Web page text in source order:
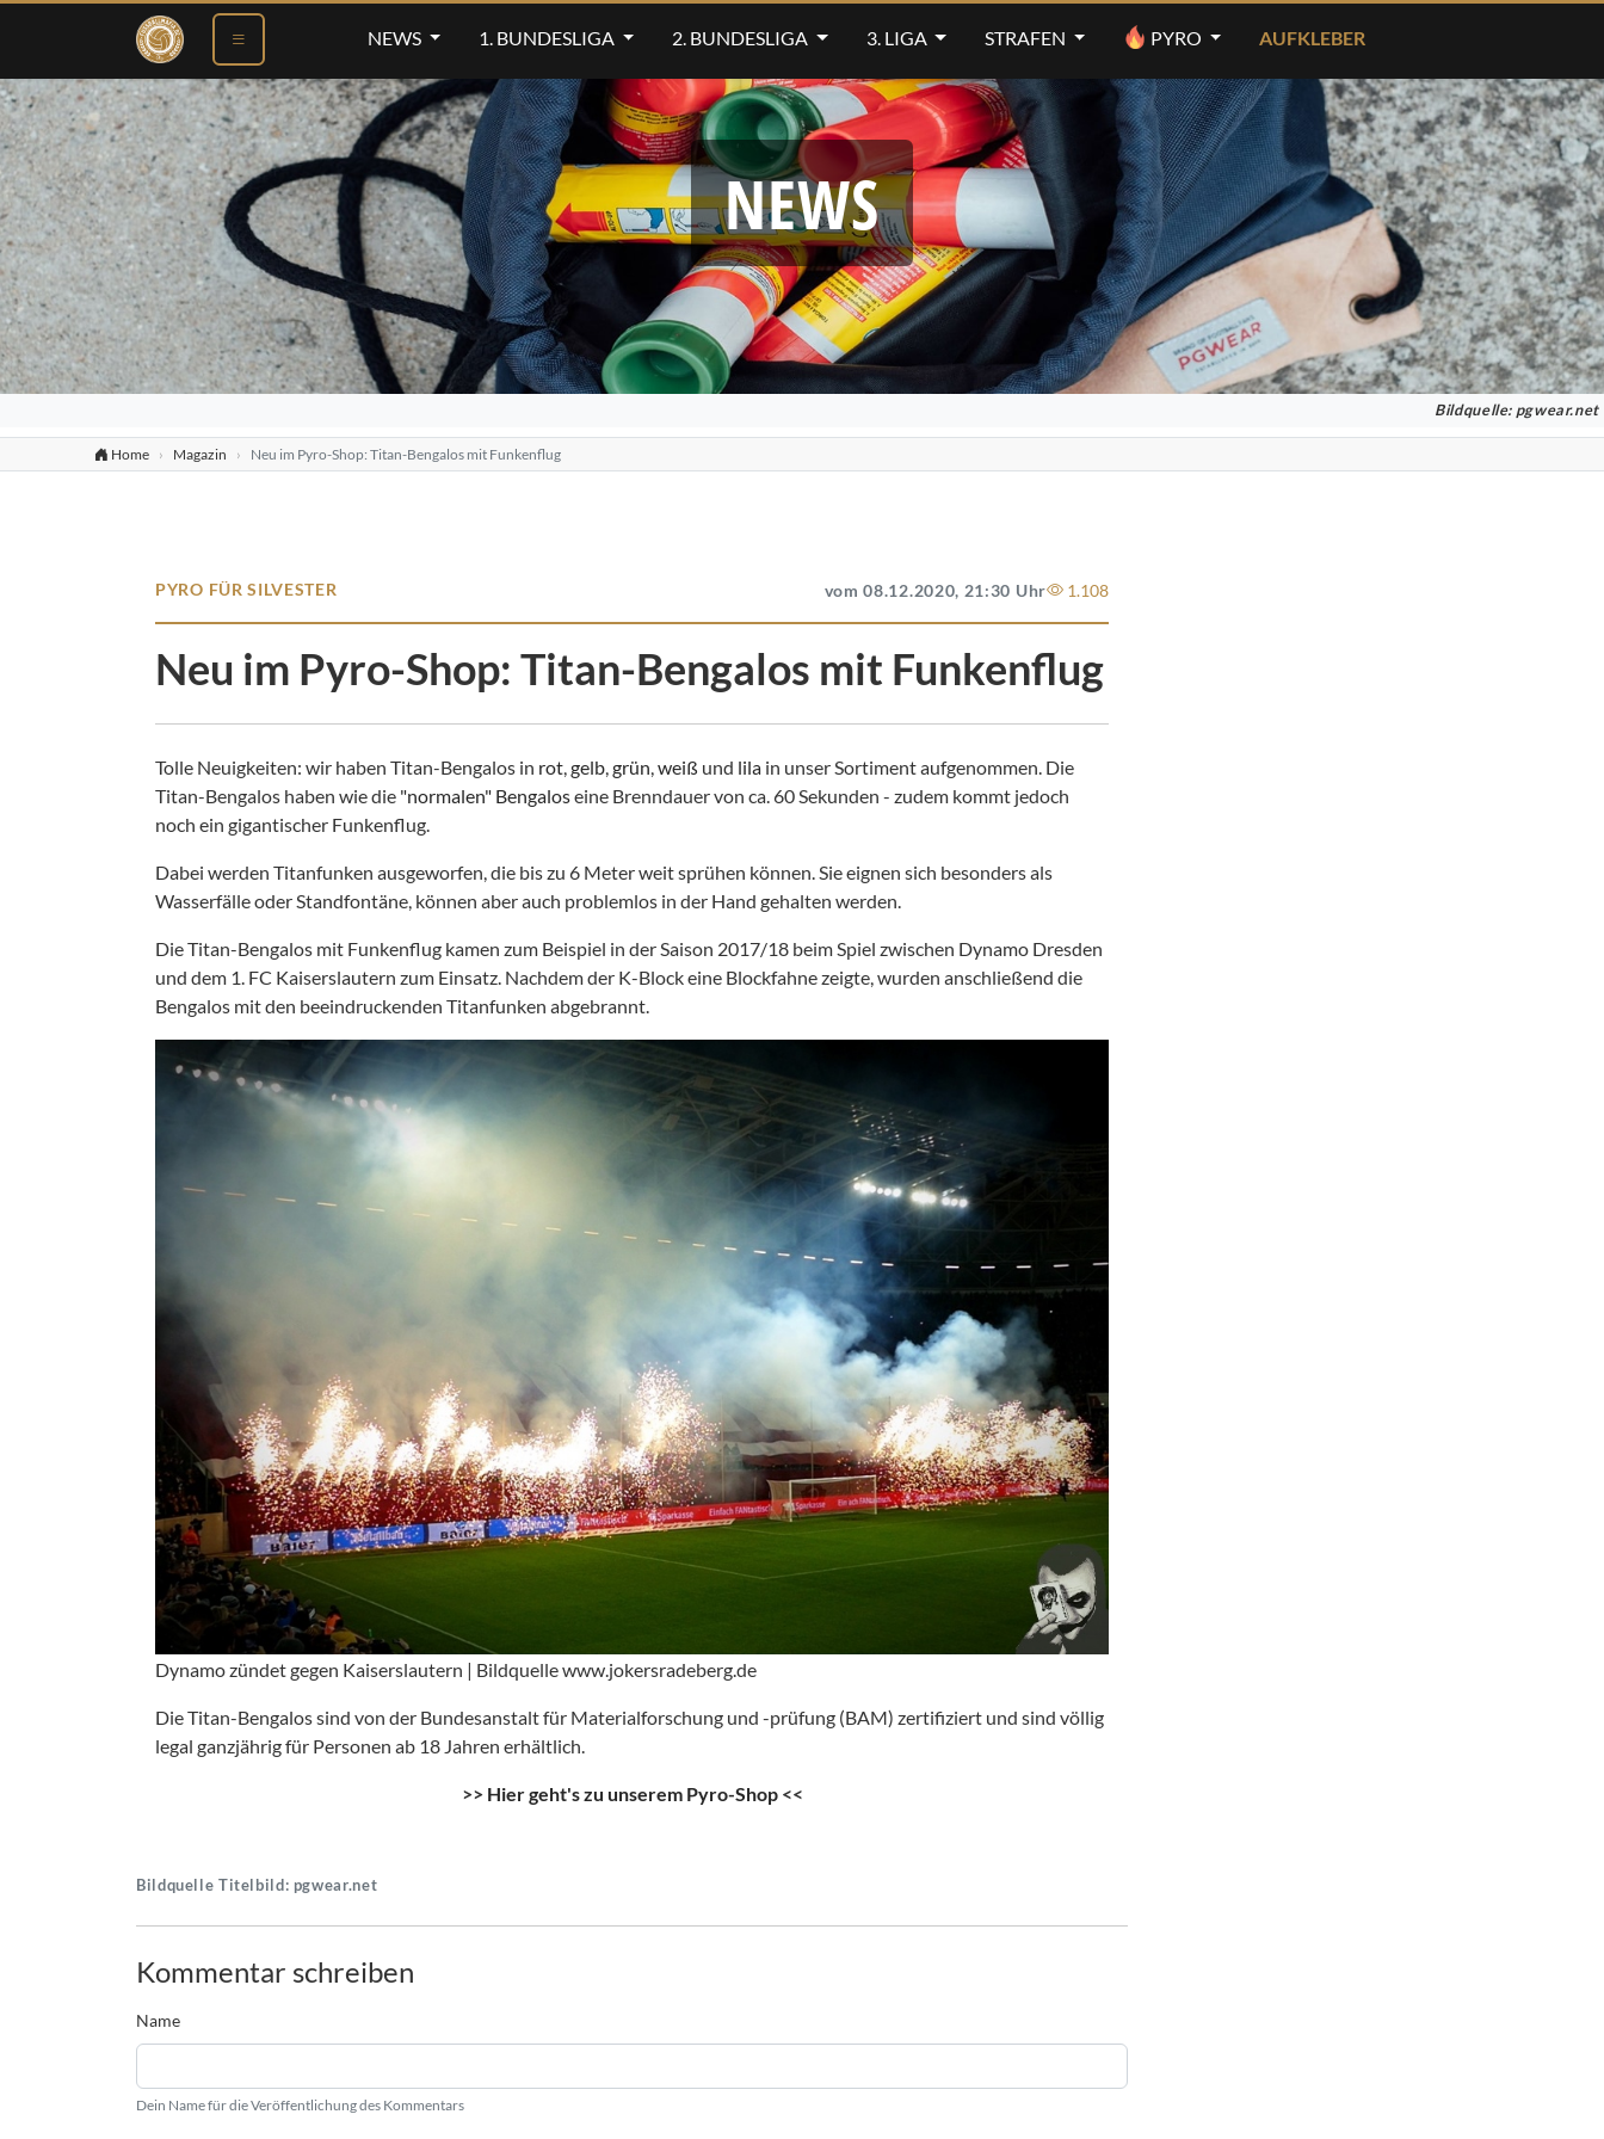
NEWS 1. BUNDESLIGA 2. BUNDESLIGA 3. LIGA STRAFEN PYRO AUFKLEBER
NEWS
Bildquelle: pgwear.net
Home Magazin Neu im Pyro-Shop: Titan-Bengalos mit Funkenflug
PYRO FÜR SILVESTER vom 08.12.2020, 21:30 Uhr 1.108
Neu im Pyro-Shop: Titan-Bengalos mit Funkenflug
Tolle Neuigkeiten: wir haben Titan-Bengalos in rot,gelb,grün,weiß und lila in unser Sortiment aufgenommen. Die
Titan-Bengalos haben wie die "normalen" Bengaloseine Brenndauer von ca. 60 Sekunden - zudem kommt jedoch
noch ein gigantischer Funkenflug.
Dabei werden Titanfunken ausgeworfen, die bis zu 6 Meter weit sprühen können. Sie eignen sich besonders als
Wasserfälle oder Standfontäne, können aber auch problemlos in der Hand gehalten werden.
Die Titan-Bengalos mit Funkenflug kamen zum Beispiel in der Saison 2017/18 beim Spiel zwischen Dynamo Dresden
und dem 1. FC Kaiserslautern zum Einsatz. Nachdem der K-Block eine Blockfahne zeigte, wurden anschließend die
Bengalos mit den beeindruckenden Titanfunken abgebrannt.
Dynamo zündet gegen Kaiserslautern | Bildquelle www.jokersradeberg.de
Die Titan-Bengalos sind von der Bundesanstalt für Materialforschung und -prüfung (BAM) zertifiziert und sind völlig
legal ganzjährig für Personen ab 18 Jahren erhältlich.
>> Hier geht's zu unserem Pyro-Shop<<
Bildquelle Titelbild: pgwear.net
Kommentar schreiben
Name
Dein Name für die Veröffentlichung des Kommentars